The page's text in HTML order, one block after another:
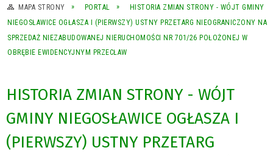
MAPA STRONY PORTAL
HISTORIA ZMIAN STRONY - WÓJT GMINY
NIEGOSŁAWICE OGŁASZA I (PIERWSZY) USTNY PRZETARG NIEOGRANICZONY NA
SPRZEDAŻ NIEZABUDOWANEJ NIERUCHOMOŚCI NR 701/26 POŁOŻONEJ W
OBRĘBIE EWIDENCYJNYM PRZECŁAW
HISTORIA ZMIAN STRONY - WÓJT
GMINY NIEGOSŁAWICE OGŁASZA I
(PIERWSZY) USTNY PRZETARG